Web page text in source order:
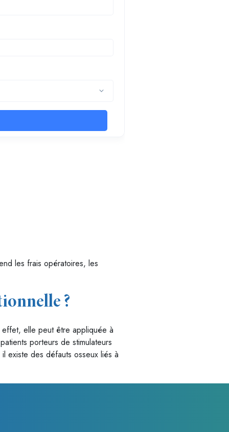
les frais opératoires, les
?
effet, elle peut être appliquée à
porteurs de stimulateurs
existe des défauts osseux liés à